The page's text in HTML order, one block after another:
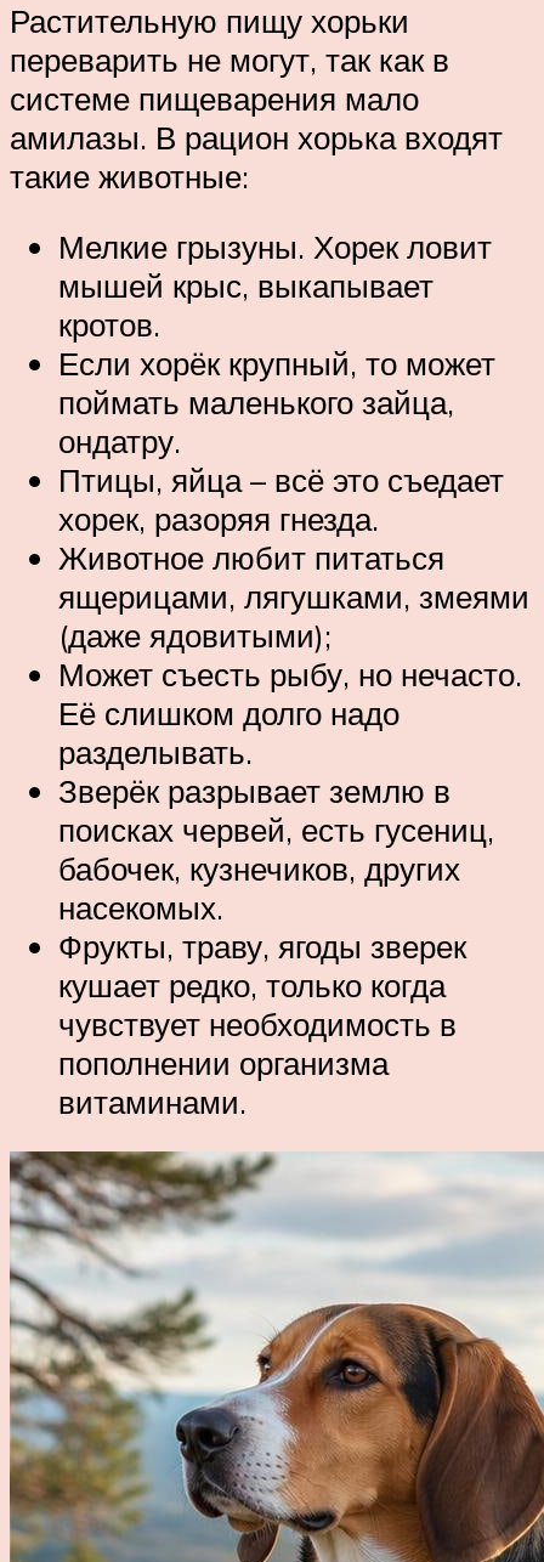
Растительную пищу хорьки
переварить не могут, так как в
системе пищеварения мало
амилазы. В рацион хорька входят
такие животные:
Мелкие грызуны. Хорек ловит
мышей крыс, выкапывает
кротов.
Если хорёк крупный, то может
поймать маленького зайца,
ондатру.
Птицы, яйца – всё это съедает
хорек, разоряя гнезда.
Животное любит питаться
ящерицами, лягушками, змеями
(даже ядовитыми);
Может съесть рыбу, но нечасто.
Её слишком долго надо
разделывать.
Зверёк разрывает землю в
поисках червей, есть гусениц,
бабочек, кузнечиков, других
насекомых.
Фрукты, траву, ягоды зверек
кушает редко, только когда
чувствует необходимость в
пополнении организма
витаминами.